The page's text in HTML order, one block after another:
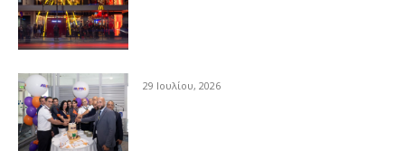
29 Ιουλίου, 2026